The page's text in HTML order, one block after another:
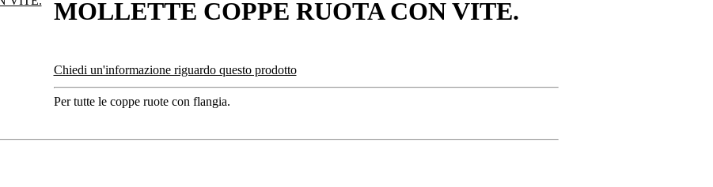
MOLLETTE COPPE RUOTA CON VITE.
Chiedi un'informazione riguardo questo prodotto
Per tutte le coppe ruote con flangia.